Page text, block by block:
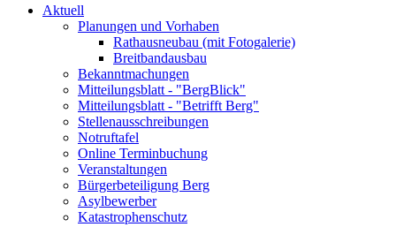
Aktuell
Planungen und Vorhaben
Rathausneubau (mit Fotogalerie)
Breitbandausbau
Bekanntmachungen
Mitteilungsblatt - "BergBlick"
Mitteilungsblatt - "Betrifft Berg"
Stellenausschreibungen
Notruftafel
Online Terminbuchung
Veranstaltungen
Bürgerbeteiligung Berg
Asylbewerber
Katastrophenschutz